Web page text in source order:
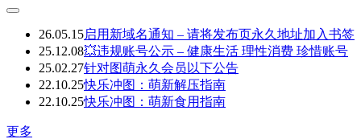
26.05.15启用新域名通知 – 请将发布页永久地址加入书签
25.12.08💥违规账号公示 – 健康生活 理性消费 珍惜账号
25.02.27针对图萌永久会员以下公告
22.10.25快乐冲图：萌新解压指南
22.10.25快乐冲图：萌新食用指南
更多